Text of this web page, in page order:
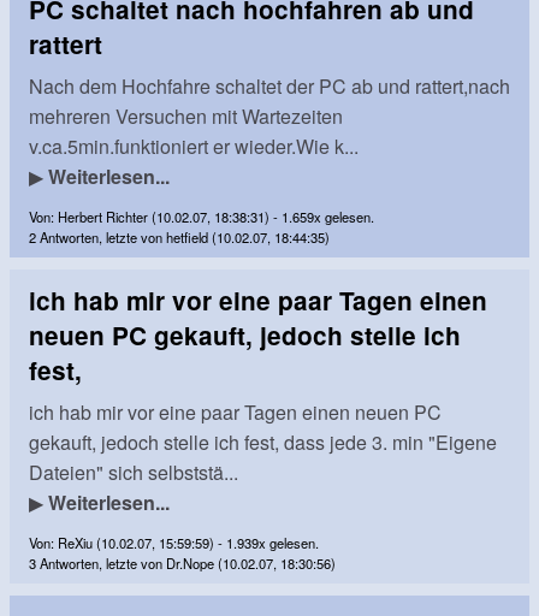
PC schaltet nach hochfahren ab und
rattert
Nach dem Hochfahre schaltet der PC ab und rattert,nach
mehreren Versuchen mit Wartezeiten
v.ca.5min.funktioniert er wieder.Wie k...
▶Weiterlesen...
Von: Herbert Richter (10.02.07, 18:38:31) - 1.659x gelesen.
2 Antworten, letzte von hetfield (10.02.07, 18:44:35)
ich hab mir vor eine paar Tagen einen
neuen PC gekauft, jedoch stelle ich
fest,
ich hab mir vor eine paar Tagen einen neuen PC
gekauft, jedoch stelle ich fest, dass jede 3. min "Eigene
Dateien" sich selbststä...
▶Weiterlesen...
Von: ReXiu (10.02.07, 15:59:59) - 1.939x gelesen.
3 Antworten, letzte von Dr.Nope (10.02.07, 18:30:56)